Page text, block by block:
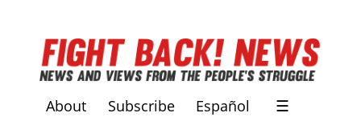
About Subscribe Español ☰